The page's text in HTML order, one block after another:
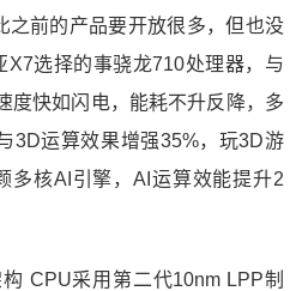
之前的产品要开放很多，但也没
选择的事骁龙710处理器，与
度快如闪电，能耗不升反降，多
3D运算效果增强35%，玩3D游
多核AI引擎，AI运算效能提升2
CPU采用第二代10nm LPP制